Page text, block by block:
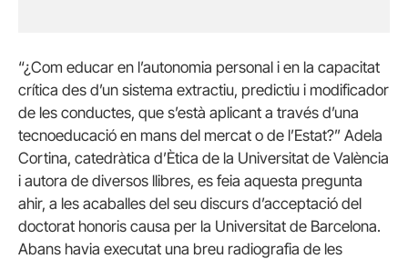
“¿Com educar en l’autonomia personal i en la capacitat
crítica des d’un sistema extractiu, predictiu i modificador
de les conductes, que s’està aplicant a través d’una
tecnoeducació en mans del mercat o de l’Estat?” Adela
Cortina, catedràtica d’Ètica de la Universitat de València
i autora de diversos llibres, es feia aquesta pregunta
ahir, a les acaballes del seu discurs d’acceptació del
doctorat honoris causa per la Universitat de Barcelona.
Abans havia executat una breu radiografia de les